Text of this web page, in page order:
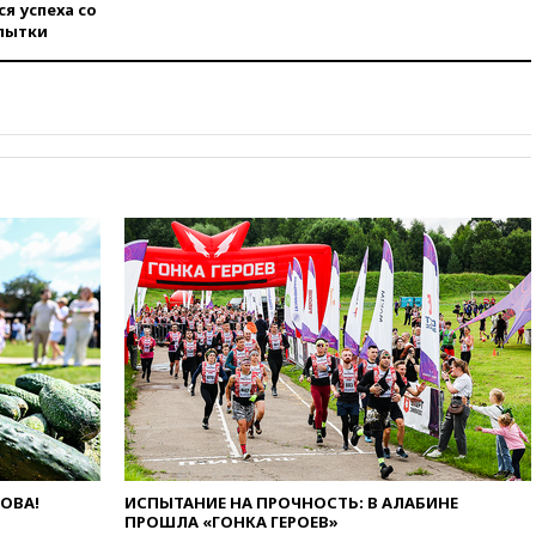
06:30США и Колумбия
присутствие в Сеуте на фоне
03:30В Минстрое сравнили
качество жилья в Нью-Йорке и
России
02:30 Трамп попросил
отпустить его с круглого стола
в Госдепе, чтобы «вести
войну»
01:35Мигрант погиб при
попытке попасть из Марокко в
Сеуту на параплане
00:30FT: ЕС не готов принять в
блок Украину из-за уровня
коррупции
успеха со
ИСПЫТАНИЕ НА ПРОЧНОСТЬ: В АЛАБИНЕ
ПРОШЛА «ГОНКА ГЕРОЕВ»